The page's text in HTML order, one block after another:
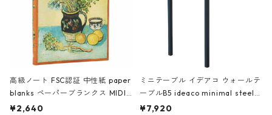
高級ノート FSC認証 中性紙 paper
blanks ペーパーブランクス MIDI
ハードカバー 罫線 ヴァン・ゴッホ
¥2,640
ミニテーブル イデアコ ウォールテ
ーブルB5 ideaco minimal steel f
urniture WALL Table B5 ネイビー
¥7,920